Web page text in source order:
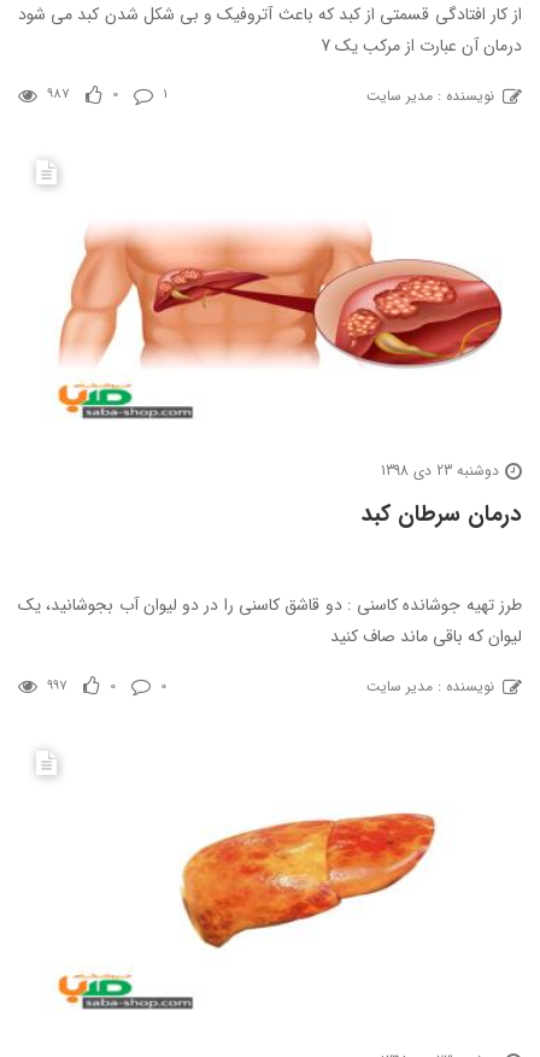
از کار افتادگی قسمتی از کبد که باعث آتروفیک و بی شکل شدن کبد می شود
درمان آن عبارت از مرکب یک 7
نویسنده : مدیر سایت 987 0 1
دوشنبه 23 دی 1398
درمان سرطان کبد
طرز تهیه جوشانده کاسنی : دو قاشق کاسنی را در دو لیوان آب بجوشانید، یک
لیوان که باقی ماند صاف کنید
نویسنده : مدیر سایت 997 0 0